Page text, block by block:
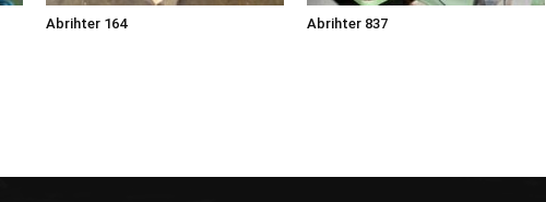
Abrihter 164 Abrihter 837